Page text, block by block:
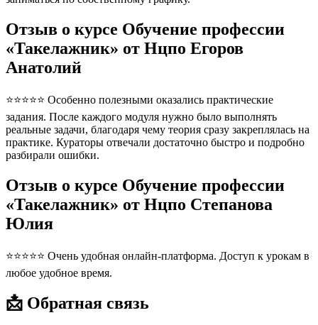
Отзыв о курсе Обучение профессии
«Такелажник» от Нцпо Егоров
Анатолий
⭐⭐⭐⭐⭐ Особенно полезными оказались практические
задания. После каждого модуля нужно было выполнять
реальные задачи, благодаря чему теория сразу закреплялась на
практике. Кураторы отвечали достаточно быстро и подробно
разбирали ошибки.
Отзыв о курсе Обучение профессии
«Такелажник» от Нцпо Степанова
Юлия
⭐⭐⭐⭐⭐ Очень удобная онлайн-платформа. Доступ к урокам в
любое удобное время.
📩 Обратная связь